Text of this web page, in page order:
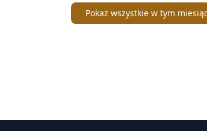
Pokaż wszystkie w tym